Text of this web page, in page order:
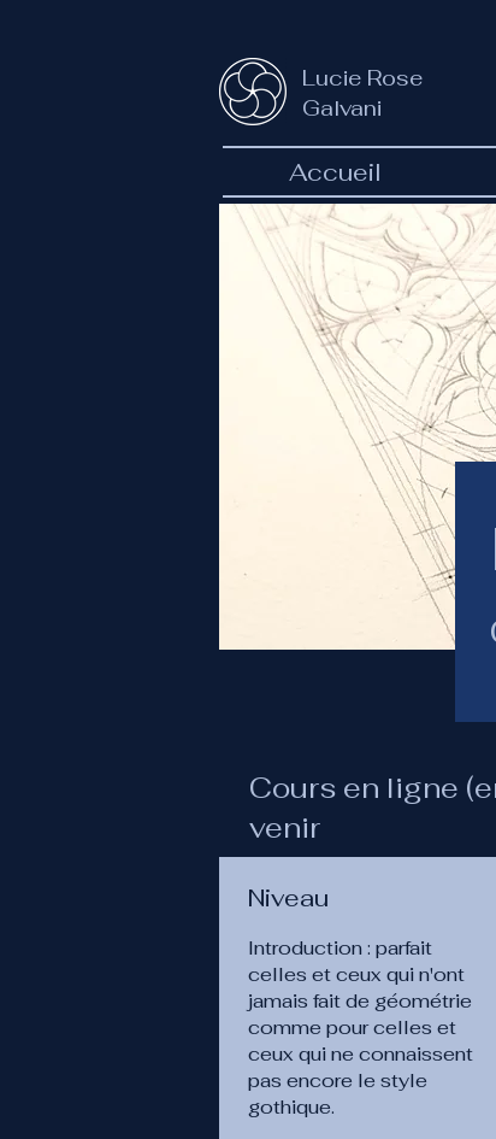
Lucie Rose
Galvani
Accueil
Cours en ligne
venir
Niveau
Introduction : parfait
celles et ceux qui n'ont
jamais fait de géométrie
comme pour celles et
ceux qui ne connaissent
pas encore le style
gothique.